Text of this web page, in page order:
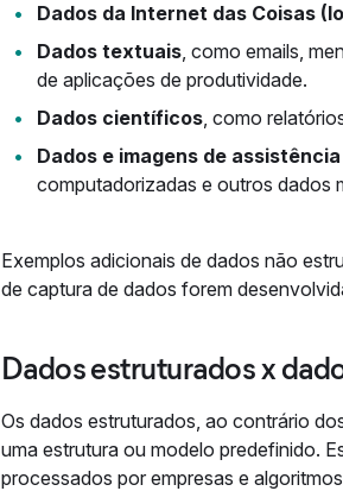
Dados da Internet das Coisas
Dados textuais, como emails,
de aplicações de produtividade.
Dados científicos, como
Dados e imagens de
computadorizadas e outros dados
Exemplos adicionais de dados não
de captura de dados forem
Dados estruturados x
Os dados estruturados, ao contrário
uma estrutura ou modelo predefinido.
processados por empresas e